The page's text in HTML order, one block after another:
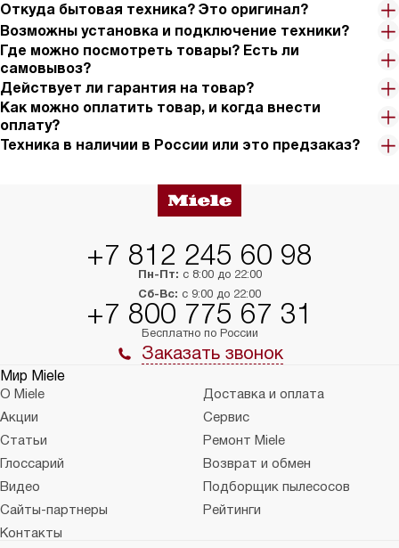
Откуда бытовая техника? Это оригинал?
Возможны установка и подключение техники?
Где можно посмотреть товары? Есть ли
самовывоз?
Действует ли гарантия на товар?
Как можно оплатить товар, и когда внести
оплату?
Техника в наличии в России или это предзаказ?
+7 812 245 60 98
Пн-Пт: с 8:00 до 22:00
Сб-Вс: с 9:00 до 22:00
+7 800 775 67 31
Бесплатно по России
Заказать звонок
Мир Miele
О Miele
Доставка и оплата
Акции
Сервис
Статьи
Ремонт Miele
Глоссарий
Возврат и обмен
Видео
Подборщик пылесосов
Сайты-партнеры
Рейтинги
Контакты